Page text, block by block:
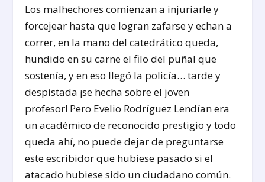
Los malhechores comienzan a injuriarle y
forcejear hasta que logran zafarse y echan a
correr, en la mano del catedrático queda,
hundido en su carne el filo del puñal que
sostenía, y en eso llegó la policía… tarde y
despistada ¡se hecha sobre el joven
profesor! Pero Evelio Rodríguez Lendían era
un académico de reconocido prestigio y todo
queda ahí, no puede dejar de preguntarse
este escribidor que hubiese pasado si el
atacado hubiese sido un ciudadano común.